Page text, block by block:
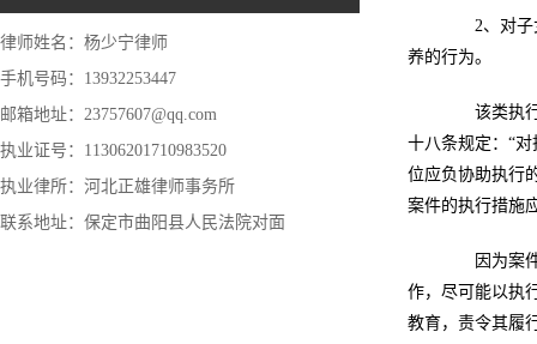
律师姓名：杨少宁律师
手机号码：13932253447
邮箱地址：23757607@qq.com
执业证号：11306201710983520
执业律所：河北正雄律师事务所
联系地址：保定市曲阳县人民法院对面
2、对子女
养的行为。
该类执行
十八条规定：“
位应负协助执行
案件的执行措施
因为案件
作，尽可能以执
教育，责令其履